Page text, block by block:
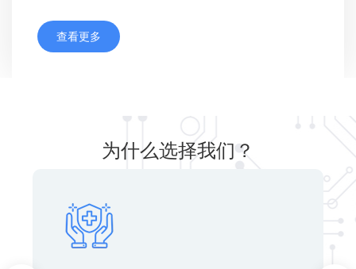
专业技能。无论是样品还是大中小批量生产, 都
能如期交付！
查看更多
为什么选择我们？